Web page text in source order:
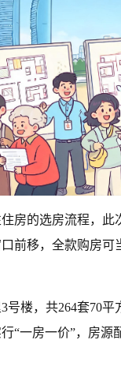
房的选房流程，
前移，全款购房可
号楼，共264套70
“一房一价”，房